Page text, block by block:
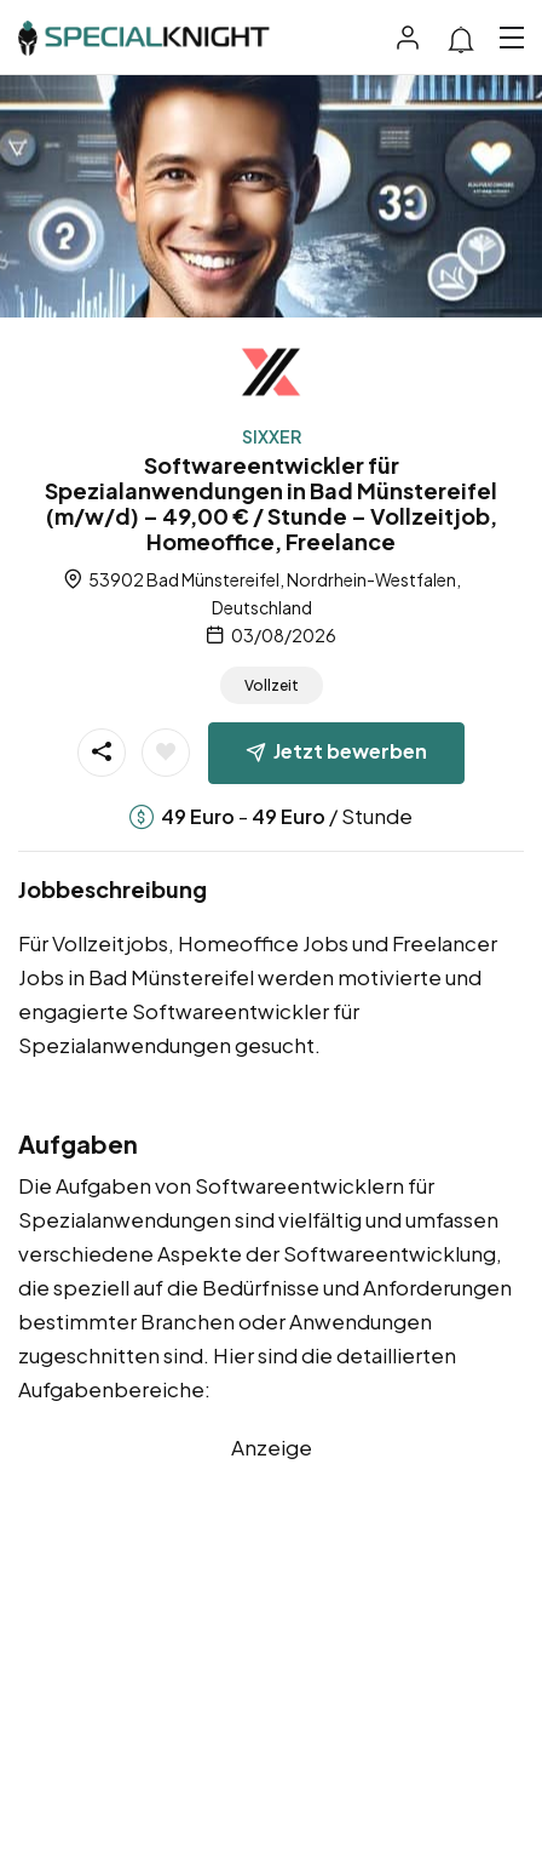
SIXXER
Softwareentwickler für
Spezialanwendungen in Bad Münstereifel
(m/w/d) – 49,00 € / Stunde – Vollzeitjob,
Homeoffice, Freelance
53902 Bad Münstereifel, Nordrhein-Westfalen,
Deutschland
03/08/2026
Vollzeit
Jetzt bewerben
49 Euro - 49 Euro / Stunde
Jobbeschreibung
Für Vollzeitjobs, Homeoffice Jobs und Freelancer
Jobs in Bad Münstereifel werden motivierte und
engagierte Softwareentwickler für
Spezialanwendungen gesucht.
Aufgaben
Die Aufgaben von Softwareentwicklern für
Spezialanwendungen sind vielfältig und umfassen
verschiedene Aspekte der Softwareentwicklung,
die speziell auf die Bedürfnisse und Anforderungen
bestimmter Branchen oder Anwendungen
zugeschnitten sind. Hier sind die detaillierten
Aufgabenbereiche:
Anzeige